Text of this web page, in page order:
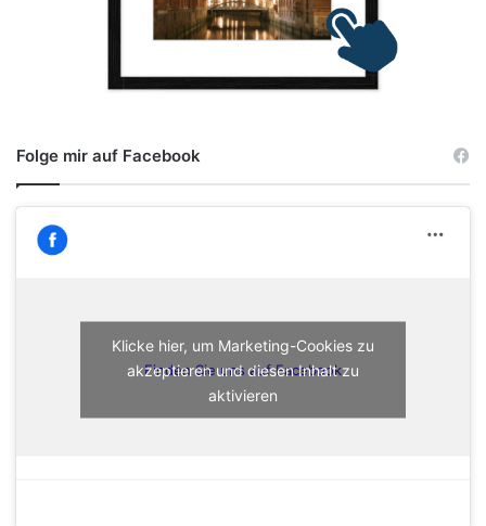
Folge mir auf Facebook
Finden Sie uns auf Facebook
Klicke hier, um Marketing-Cookies zu
akzeptieren und diesen Inhalt zu
aktivieren